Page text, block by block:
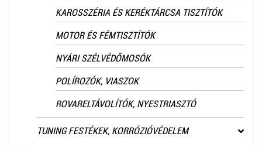
KAROSSZÉRIA ÉS KERÉKTÁRCSA TISZTÍTÓK
MOTOR ÉS FÉMTISZTÍTÓK
NYÁRI SZÉLVÉDŐMOSÓK
POLÍROZÓK, VIASZOK
ROVARELTÁVOLÍTÓK, NYESTRIASZTÓ
TUNING FESTÉKEK, KORRÓZIÓVÉDELEM